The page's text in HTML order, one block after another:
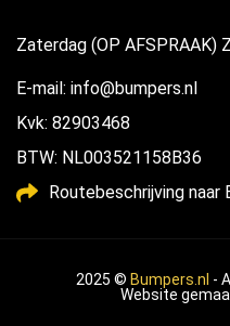
Zaterdag (OP AFSPRAAK)
E-mail: info@bumpers.nl
Kvk: 82903468
BTW: NL003521158B36
Routebeschrijving naar
2025 © Bumpers.nl -
Website